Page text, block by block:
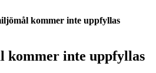
kommer inte uppfyllas
kommer inte uppfyllas